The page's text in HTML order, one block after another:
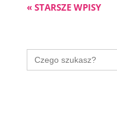
« STARSZE WPISY
Search
for: